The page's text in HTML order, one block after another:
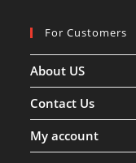
For Customers
About US
Contact Us
My account